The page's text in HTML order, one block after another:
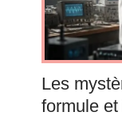
Les
formule